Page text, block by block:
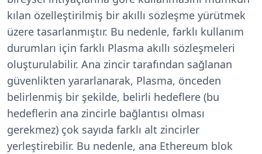
kılan özelleştirilmiş bir akıllı sözleşme yürütmek
üzere tasarlanmıştır. Bu nedenle, farklı kullanım
durumları için farklı Plasma akıllı sözleşmeleri
oluşturulabilir. Ana zincir tarafından sağlanan
güvenlikten yararlanarak, Plasma, önceden
belirlenmiş bir şekilde, belirli hedeflere (bu
hedeflerin ana zincirle bağlantısı olması
gerekmez) çok sayıda farklı alt zincirler
yerleştirebilir. Bu nedenle, ana Ethereum blok